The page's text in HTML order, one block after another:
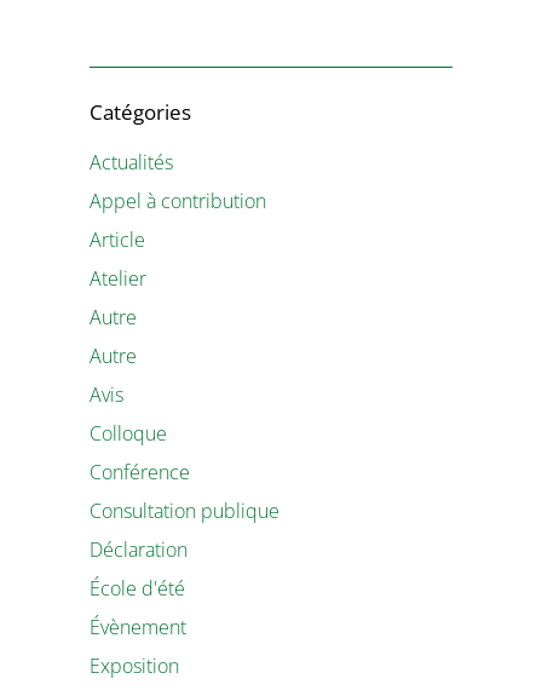
Catégories
Actualités
Appel à contribution
Article
Atelier
Autre
Autre
Avis
Colloque
Conférence
Consultation publique
Déclaration
École d'été
Évènement
Exposition